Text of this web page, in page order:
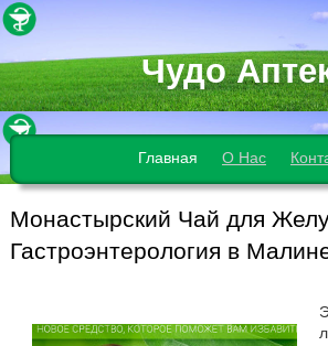
Чудо
Главная О Нас
Монастырский Чай для
Гастроэнтерология в